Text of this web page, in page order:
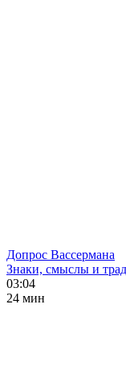
Допрос Вассермана
Знаки, смыслы и
03:04
24 мин